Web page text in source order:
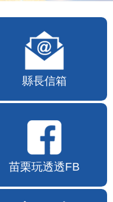
縣長信箱
苗栗玩透透FB